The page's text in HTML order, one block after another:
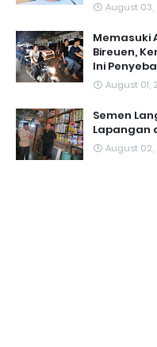
August 03,
Memasuki
Bireuen,
Ini
August 01,
Semen
Lapangan
August 02,